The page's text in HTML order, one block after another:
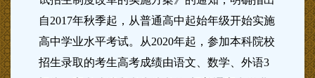
自2017年秋季起，从普通高中起始年级开始实施
高中学业水平考试。从2020年起，参加本科院校
招生录取的考生高考成绩由语文、数学、外语3